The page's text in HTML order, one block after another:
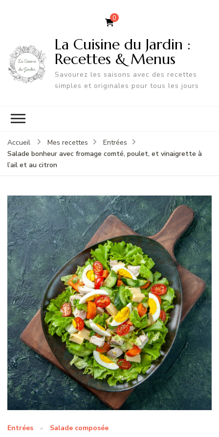
0
La Cuisine du Jardin :
Recettes & Menus
Savourez les saisons avec des recettes
simples et originales pour tous les jours
Accueil Mes recettes
Entrées
Salade bonheur avec fromage comté, poulet, et vinaigrette à
l’ail et au citron
Entrées Salade composée